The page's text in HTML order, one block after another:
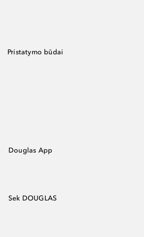
Pristatymo būdai
Douglas App
Sek DOUGLAS